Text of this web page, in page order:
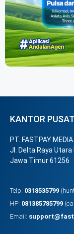
KANTOR PUSAT
PT. FASTPAY
Jl. Delta Raya Utara
Jawa Timur 61256
Telp: 0318535799
HP: 081385785799
Email: